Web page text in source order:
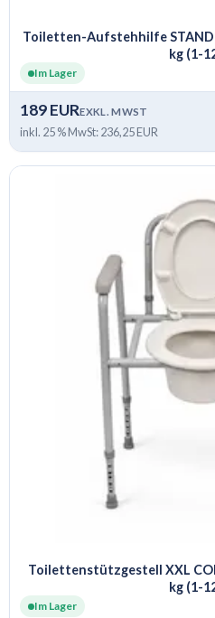
Toiletten-Aufstehhilfe STAND
kg (1-
Im Lager
189 EUREXKL. MWST
inkl. 25 % MwSt: 236,25 EUR
Toilettenstützgestell XXL
kg (1-
Im Lager